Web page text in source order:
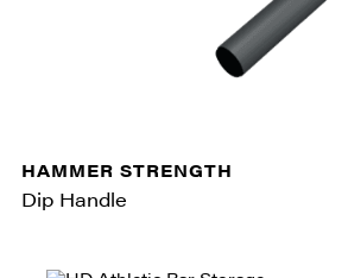
HAMMER STRENGTH
Dip Handle